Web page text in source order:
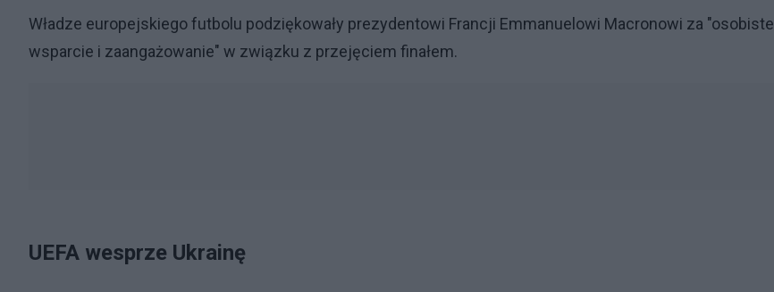
Władze europejskiego futbolu podziękowały prezydentowi Francji Emmanuelowi Macronowi za "osobiste
wsparcie i zaangażowanie" w związku z przejęciem finałem.
UEFA wesprze Ukrainę